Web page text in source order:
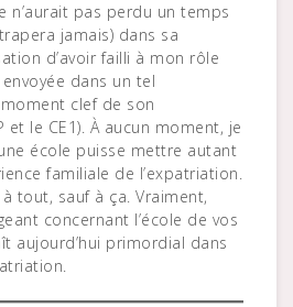
n’aurait pas perdu un temps
jamais) dans sa
d’avoir failli à mon rôle
dans un tel
clef de son
et le CE1). À aucun moment, je
école puisse mettre autant
familiale de l’expatriation.
tout, sauf à ça. Vraiment,
concernant l’école de vos
aujourd’hui primordial dans